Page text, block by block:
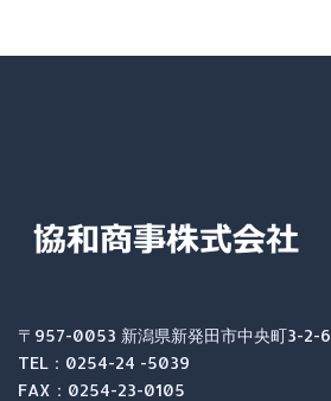
〒957-0053 新潟県新発田市中央町3-2-6
TEL：0254-24 -5039
FAX：0254-23-0105